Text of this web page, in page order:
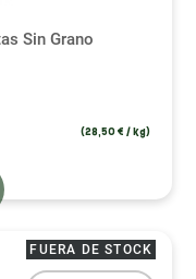
Sin Grano
(28,50 € / kg)
FUERA DE STOCK